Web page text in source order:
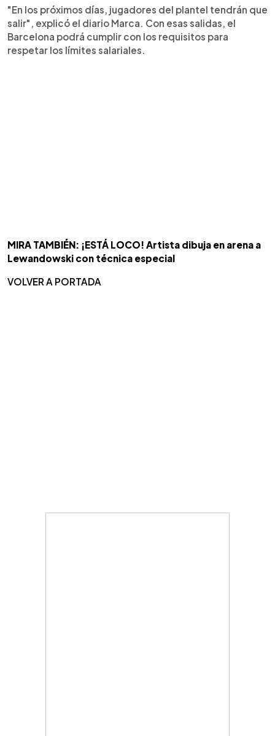
"En los próximos días, jugadores del plantel tendrán que
salir", explicó el diario Marca. Con esas salidas, el
Barcelona podrá cumplir con los requisitos para
respetar los límites salariales.
MIRA TAMBIÉN: ¡ESTÁ LOCO! Artista dibuja en arena a
Lewandowski con técnica especial
VOLVER A PORTADA